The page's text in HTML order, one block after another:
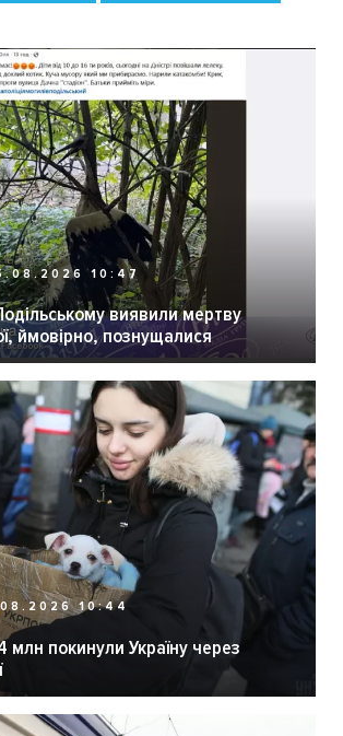
10:47
виявили мертву
ймовірно, познущалися
10:44
млн покинули Україну через